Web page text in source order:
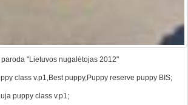
"Lietuvos nugalėtojas 2012"
class v.p1,Best puppy,Puppy reserve puppy BIS;
puppy class v.p1;